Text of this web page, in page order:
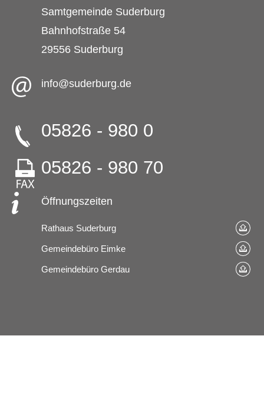
Samtgemeinde Suderburg
Bahnhofstraße 54
29556 Suderburg
info@suderburg.de
05826 - 980 0
05826 - 980 70
Öffnungszeiten
Rathaus Suderburg
Gemeindebüro Eimke
Gemeindebüro Gerdau